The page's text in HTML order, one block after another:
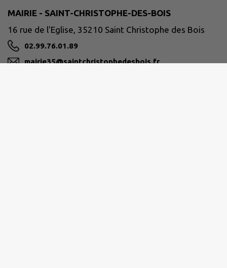
MAIRIE - SAINT-CHRISTOPHE-DES-BOIS
16 rue de l'Eglise, 35210 Saint Christophe des Bois
02.99.76.01.89
mairie35@saintchristophedesbois.fr